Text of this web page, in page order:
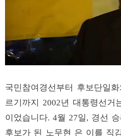
국민참여경선부터 후보단일
르기까지 2002년 대통령선거
이었습니다. 4월 27일, 경선
후보가 된 노무현 은 이를 직